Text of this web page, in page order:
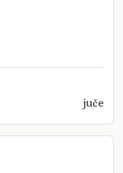
juče